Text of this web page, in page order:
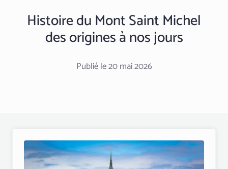
Histoire du Mont Saint Michel
des origines à nos jours
Publié le 20 mai 2026